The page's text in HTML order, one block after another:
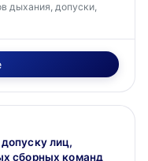
дыхания, допуски,
лиц,
сборных команд